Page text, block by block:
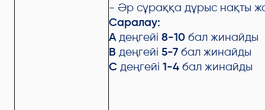
- Әр сұраққа дұрыс нақты
Саралау:
Адеңгейі 8-10 бал жинайды
В деңгейі 5-7 бал жинайды
С деңгейі 1-4 бал жинайды